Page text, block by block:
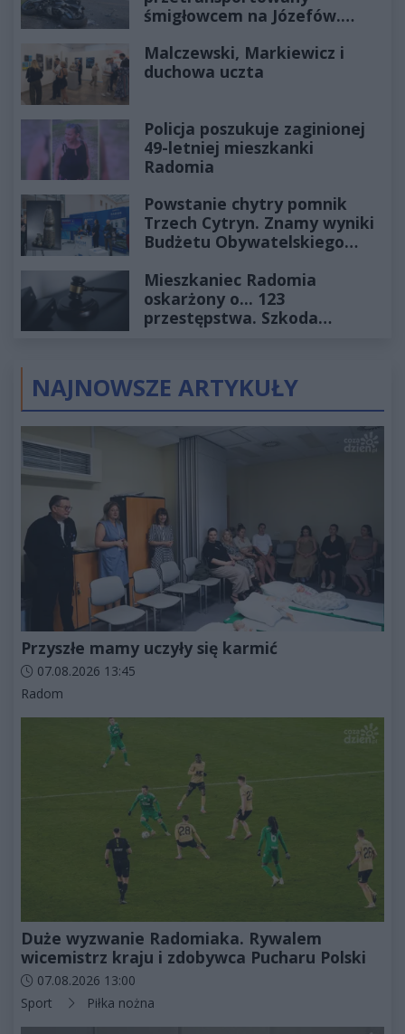
śmigłowcem na Józefów.
Malczewski, Markiewicz i
duchowa uczta
Policja poszukuje zaginionej
49-letniej mieszkanki
Radomia
Powstanie chytry pomnik
Trzech Cytryn. Znamy wyniki
Budżetu Obywatelskiego
Mieszkaniec Radomia
oskarżony o... 123
przestępstwa. Szkoda
NAJNOWSZE ARTYKUŁY
Przyszłe mamy uczyły się karmić
Data dodania artykułu:
07.08.2026 13:45
Kategorie artykułu:
Radom
Duże wyzwanie Radomiaka. Rywalem
wicemistrz kraju i zdobywca Pucharu Polski
Data dodania artykułu:
07.08.2026 13:00
Kategorie artykułu:
Sport Piłka nożna